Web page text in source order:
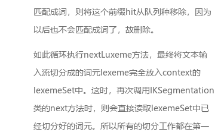
匹配成词，则将这个前缀hit从队列种移除，因为
以后也不会匹配成词了，故删除。
如此循环执行nextLuxeme方法，最终将文本输
入流切分成的词元lexeme完全放入context的
lexemeSet中。这时，再次调用IKSegmentation
类的next方法时，则会直接读取lexemeSet中已
经切分好的词元。所以所有的切分工作都在第一